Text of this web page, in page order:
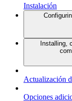
Instalación
Installing,
Actualización
Opciones